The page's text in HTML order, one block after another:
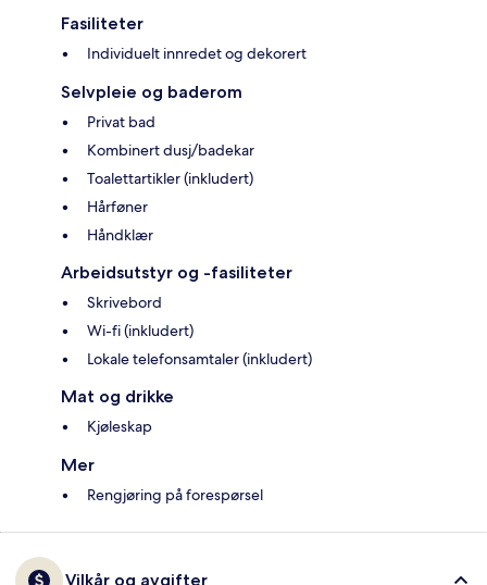
Fasiliteter
Individuelt innredet og dekorert
Selvpleie og baderom
Privat bad
Kombinert dusj/badekar
Toalettartikler (inkludert)
Hårføner
Håndklær
Arbeidsutstyr og -fasiliteter
Skrivebord
Wi-fi (inkludert)
Lokale telefonsamtaler (inkludert)
Mat og drikke
Kjøleskap
Mer
Rengjøring på forespørsel
Vilkår og avgifter